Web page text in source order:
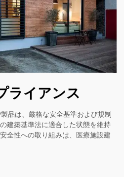
ライアンス
品は、厳格な安全基準および規制
建築基準法に適合した状態を維持
全性への取り組みは、医療施設建